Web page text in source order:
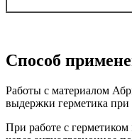
Способ
Работы с материалом
выдержки герметика при
При работе с